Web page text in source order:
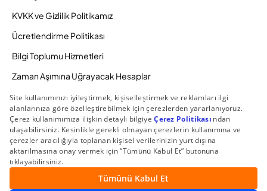
KVKK ve Gizlilik Politikamız
Ücretlendirme Politikası
Bilgi Toplumu Hizmetleri
Zaman Aşımına Uğrayacak Hesaplar
Duyurular ve Kampanyalar
© 2026 Gedik Yatırım Menkul Değerler AŞ. Tüm Hakları